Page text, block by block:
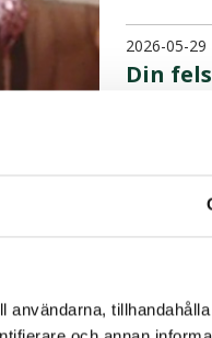
användarna,
2026-05-29
Din
LÄS MER